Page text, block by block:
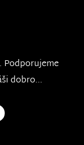
dobro...